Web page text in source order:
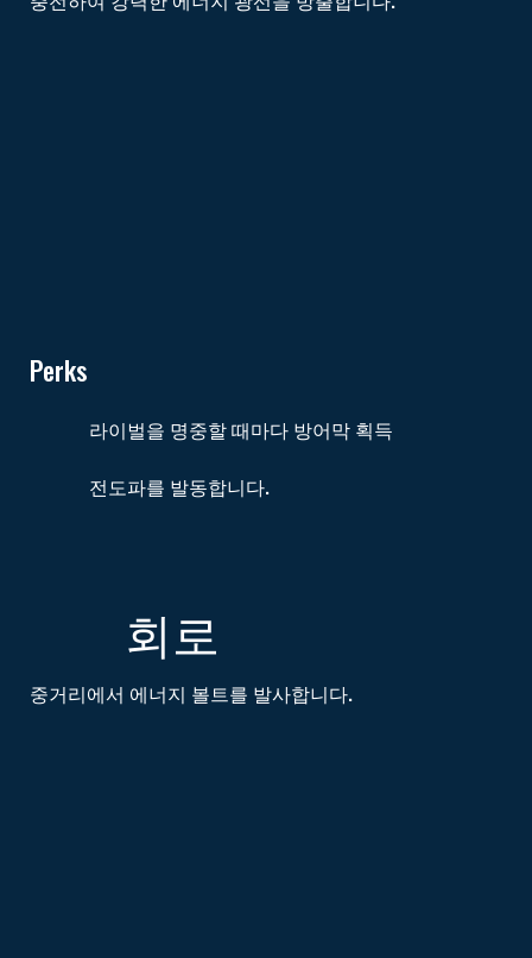
Perks
라이벌을 명중할 때마다 방어막 획득
전도파를 발동합니다.
회로
중거리에서 에너지 볼트를 발사합니다.